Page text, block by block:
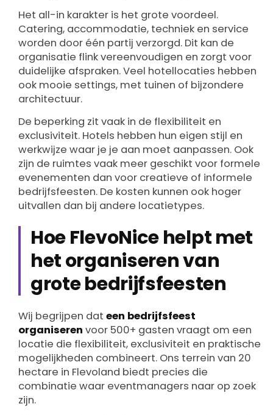
Het all-in karakter is het grote voordeel.
Catering, accommodatie, techniek en service
worden door één partij verzorgd. Dit kan de
organisatie flink vereenvoudigen en zorgt voor
duidelijke afspraken. Veel hotellocaties hebben
ook mooie settings, met tuinen of bijzondere
architectuur.
De beperking zit vaak in de flexibiliteit en
exclusiviteit. Hotels hebben hun eigen stijl en
werkwijze waar je je aan moet aanpassen. Ook
zijn de ruimtes vaak meer geschikt voor formele
evenementen dan voor creatieve of informele
bedrijfsfeesten. De kosten kunnen ook hoger
uitvallen dan bij andere locatietypes.
Hoe FlevoNice helpt met
het organiseren van
grote bedrijfsfeesten
Wij begrijpen dat een bedrijfsfeest
organiseren voor 500+ gasten vraagt om een
locatie die flexibiliteit, exclusiviteit en praktische
mogelijkheden combineert. Ons terrein van 20
hectare in Flevoland biedt precies die
combinatie waar eventmanagers naar op zoek
zijn.